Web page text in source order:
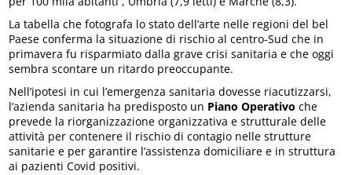
La tabella che fotografa lo stato dell’arte nelle regioni del bel
Paese conferma la situazione di rischio al centro-Sud che in
primavera fu risparmiato dalla grave crisi sanitaria e che oggi
sembra scontare un ritardo preoccupante.
Nell’ipotesi in cui l’emergenza sanitaria dovesse riacutizzarsi,
l’azienda sanitaria ha predisposto un Piano Operativo che
prevede la riorganizzazione organizzativa e strutturale delle
attività per contenere il rischio di contagio nelle strutture
sanitarie e per garantire l’assistenza domiciliare e in struttura
ai pazienti Covid positivi.